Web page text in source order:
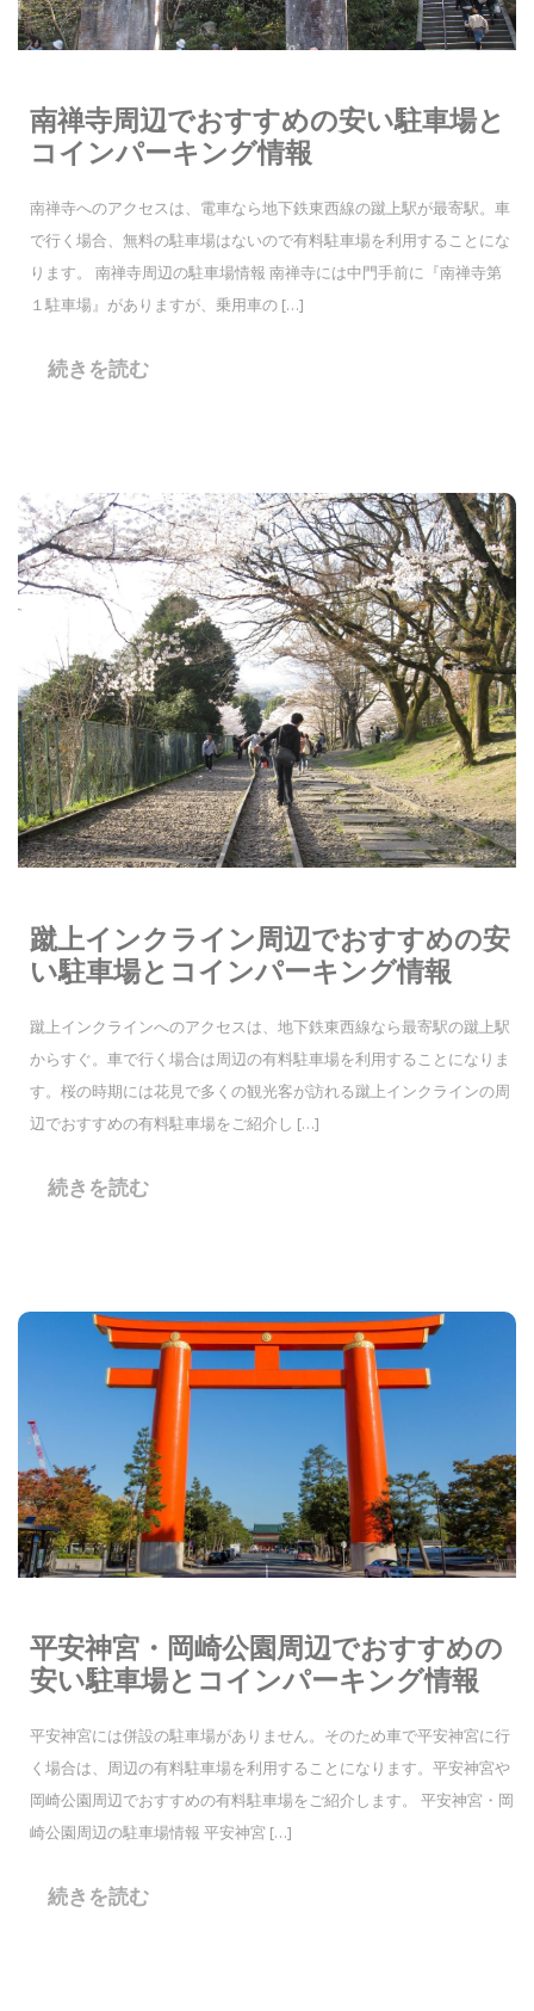
南禅寺周辺でおすすめの安い駐車場と
コインパーキング情報
南禅寺へのアクセスは、電車なら地下鉄東西線の蹴上駅が最寄駅。車
で行く場合、無料の駐車場はないので有料駐車場を利用することにな
ります。 南禅寺周辺の駐車場情報 南禅寺には中門手前に『南禅寺第
１駐車場』がありますが、乗用車の […]
続きを読む
蹴上インクライン周辺でおすすめの安
い駐車場とコインパーキング情報
蹴上インクラインへのアクセスは、地下鉄東西線なら最寄駅の蹴上駅
からすぐ。車で行く場合は周辺の有料駐車場を利用することになりま
す。桜の時期には花見で多くの観光客が訪れる蹴上インクラインの周
辺でおすすめの有料駐車場をご紹介し […]
続きを読む
平安神宮・岡崎公園周辺でおすすめの
安い駐車場とコインパーキング情報
平安神宮には併設の駐車場がありません。そのため車で平安神宮に行
く場合は、周辺の有料駐車場を利用することになります。平安神宮や
岡崎公園周辺でおすすめの有料駐車場をご紹介します。 平安神宮・岡
崎公園周辺の駐車場情報 平安神宮 […]
続きを読む